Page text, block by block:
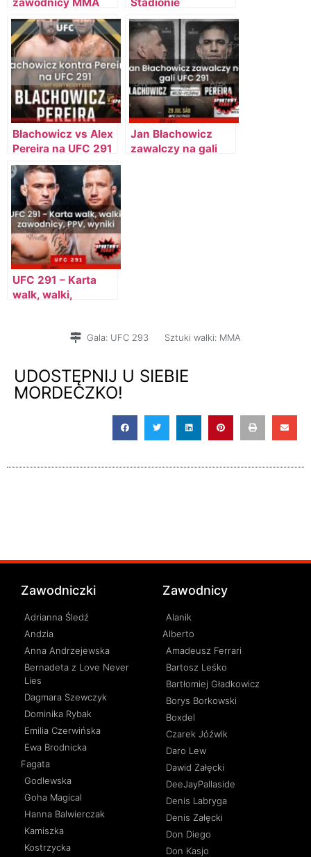
Narodowym?
Błachowicz vs Alex
Pereira na UFC 291
Jan Błachowicz
zawalczy na gali
UFC 291 – Karta
walk, walki,
Gala: UFC 293 Sztuki walki: MMA
UDOSTĘPNIJ U SIEBIE
MORDECZKO!
Zawodniczki
Adrianna Śledź
Andzia
Anna Andrzejewska
Bernadeta z Love Never
Lies
Dagmara Szewczyk
Dominika Rybak
Emilia Czerwińska
Ewa Brodnicka
Fagata
Godlewska
Goha Magical
Hanna Balwierczak
Kamiszka
Kostrzycka
Zawodnicy
Alanik
Alberto
Amadeusz Ferrari
Bartosz Leśko
Bartłomiej Gładkowicz
Borys Borkowski
Boxdel
Czarek Jóźwik
Daro Lew
Dawid Załęcki
DeeJayPallaside
Denis Labryga
Denis Załęcki
Don Diego
Don Kasjo